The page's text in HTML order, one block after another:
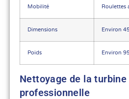
Mobilité Roulettes
Dimensions Environ
Poids Environ
Nettoyage de la turbine
professionnelle